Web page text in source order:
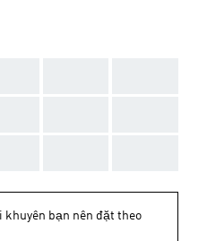
khuyên bạn nên đặt theo